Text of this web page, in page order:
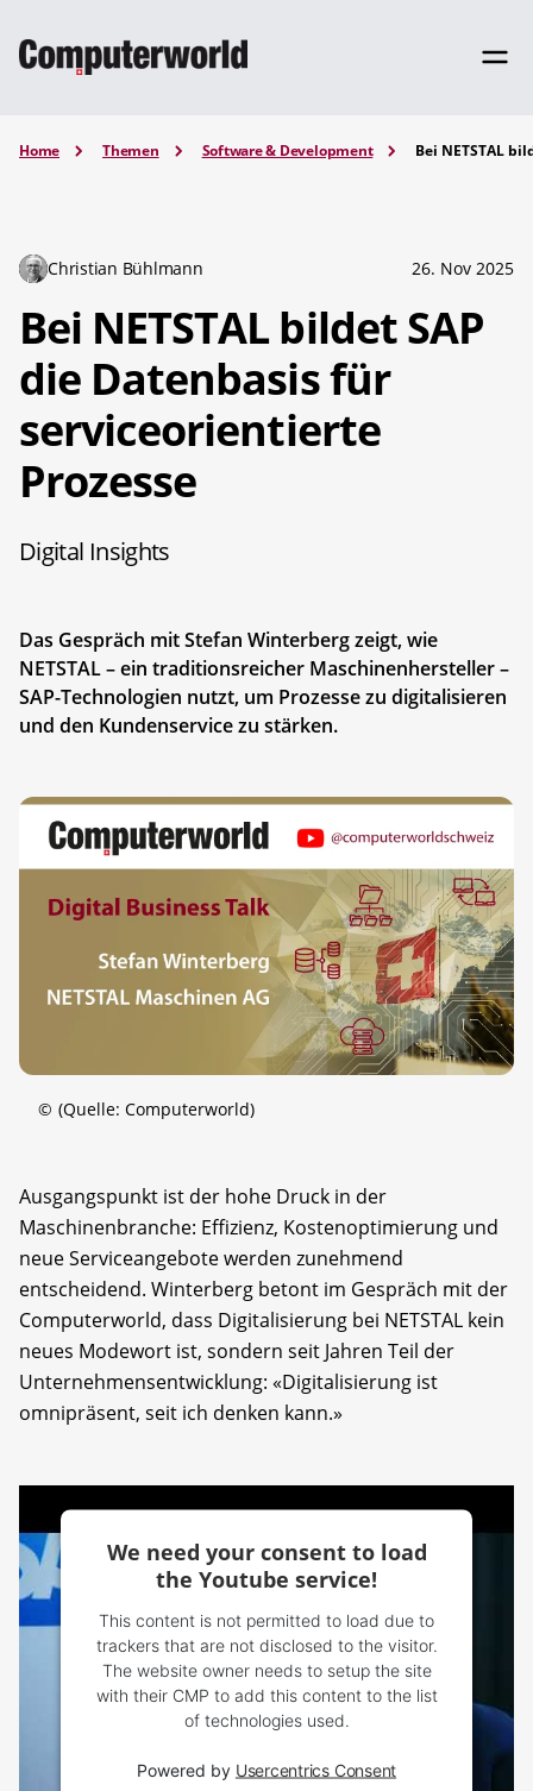
Home Themen Software & Development Bei NETSTAL
Christian Bühlmann 26. Nov 2025
Bei NETSTAL bildet SAP
die Datenbasis für
serviceorientierte
Prozesse
Digital Insights
Das Gespräch mit Stefan Winterberg zeigt, wie
NETSTAL – ein traditionsreicher Maschinenhersteller –
SAP-Technologien nutzt, um Prozesse zu digitalisieren
und den Kundenservice zu stärken.
© (Quelle: Computerworld)
Ausgangspunkt ist der hohe Druck in der
Maschinenbranche: Effizienz, Kostenoptimierung und
neue Serviceangebote werden zunehmend
entscheidend. Winterberg betont im Gespräch mit der
Computerworld, dass Digitalisierung bei NETSTAL kein
neues Modewort ist, sondern seit Jahren Teil der
Unternehmensentwicklung: «Digitalisierung ist
omnipräsent, seit ich denken kann.»
We need your consent to load
the Youtube service!
This content is not permitted to load due to
trackers that are not disclosed to the visitor.
The website owner needs to setup the site
with their CMP to add this content to the list
of technologies used.
Powered by Usercentrics Consent